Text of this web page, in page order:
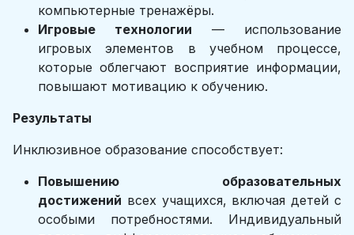
компьютерные тренажёры.
Игровые технологии — использование
игровых элементов в учебном процессе,
которые облегчают восприятие информации,
повышают мотивацию к обучению.
Результаты
Инклюзивное образование способствует:
Повышению образовательных
достижений всех учащихся, включая детей с
особыми потребностями. Индивидуальный